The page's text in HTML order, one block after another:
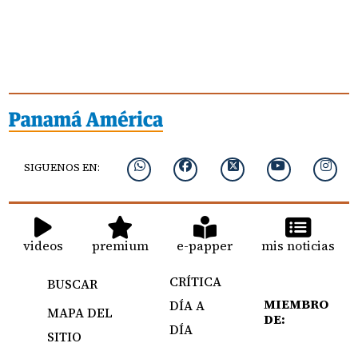
SIGUENOS EN:
videos premium e-papper mis noticias
BUSCAR
MAPA DEL
SITIO
CRÍTICA
DÍA A
DÍA
MIEMBRO
DE: